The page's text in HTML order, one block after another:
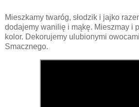
Mieszkamy twaróg, słodzik i jajko
dodajemy wanilię i mąkę. Mieszmay i
kolor. Dekorujemy ulubionymi
Smacznego.